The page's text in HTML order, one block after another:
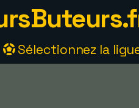
Sélectionnez la